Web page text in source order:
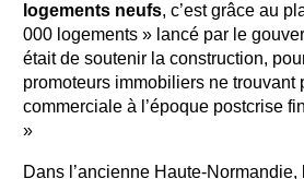
logements neufs, c’est grâce au
000 logements » lancé par le
était de soutenir la construction,
promoteurs immobiliers ne trouvant
commerciale à l’époque postcrise
»
Dans l’ancienne Haute-Normandie,